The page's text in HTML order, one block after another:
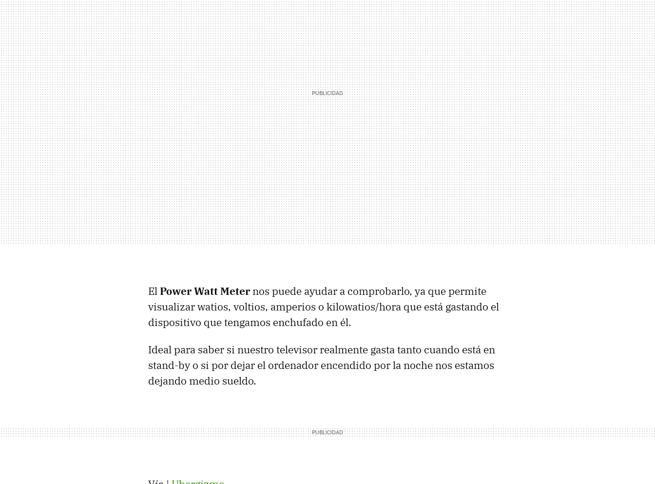
ElPower Watt Meter nos puede ayudar a comprobarlo, ya que permite
visualizar watios, voltios, amperios o kilowatios/hora que está gastando el
dispositivo que tengamos enchufado en él.
Ideal para saber si nuestro televisor realmente gasta tanto cuando está en
stand-by o si por dejar el ordenador encendido por la noche nos estamos
dejando medio sueldo.